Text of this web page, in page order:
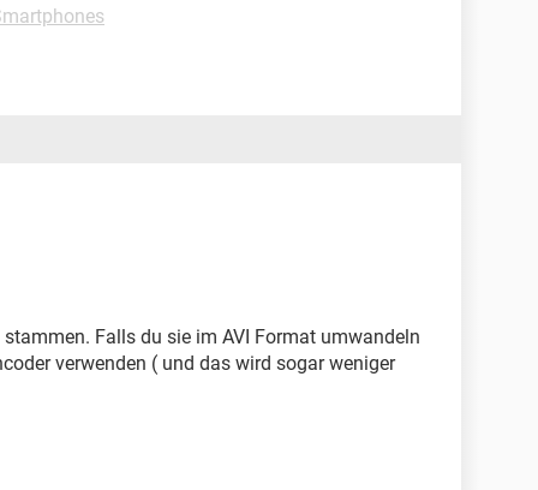
Falls du sie im AVI Format umwandeln
verwenden ( und das wird sogar weniger